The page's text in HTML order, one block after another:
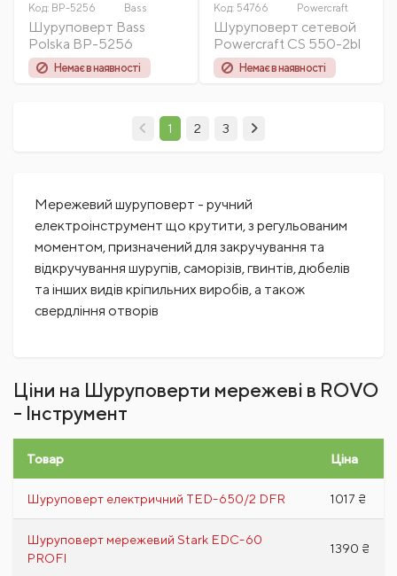
Код: BP-5256 Bass
Шуруповерт Bass
Polska BP-5256
Немає в наявності
Код: 54766 Powercraft
Шуруповерт сетевой
Powercraft CS 550-2bl
Немає в наявності
1 2 3
Мережевий шуруповерт - ручний
електроінструмент що крутити, з регульованим
моментом, призначений для закручування та
відкручування шурупів, саморізів, гвинтів, дюбелів
та інших видів кріпильних виробів, а також
свердління отворів
Ціни на Шуруповерти мережеві в ROVO
- Інструмент
Товар Ціна
Шуруповерт електричний TED-650/2 DFR 1017 ₴
Шуруповерт мережевий Stark EDC-60
PROFI
1390 ₴